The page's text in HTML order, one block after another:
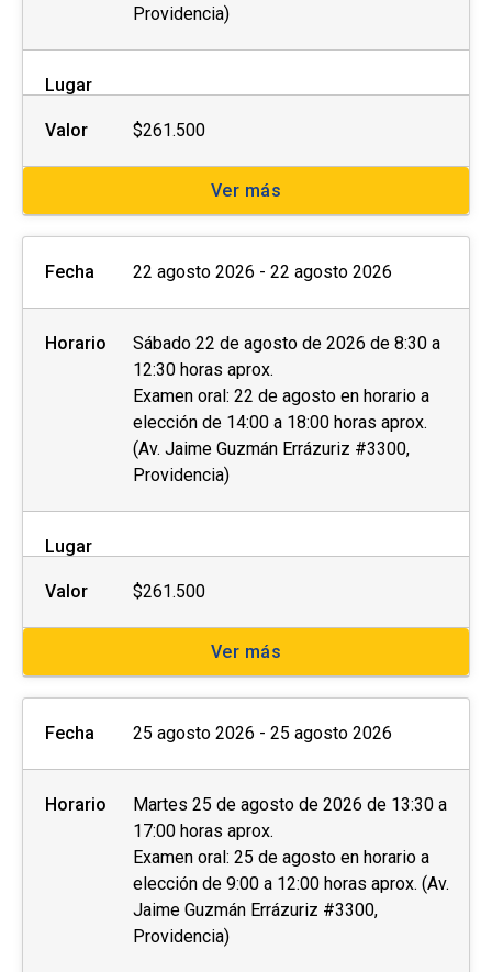
Providencia)
Lugar
Valor $261.500
Ver más
Fecha 22 agosto 2026 - 22 agosto 2026
Horario
Sábado 22 de agosto de 2026 de 8:30 a
12:30 horas aprox.
Examen oral: 22 de agosto en horario a
elección de 14:00 a 18:00 horas aprox.
(Av. Jaime Guzmán Errázuriz #3300,
Providencia)
Lugar
Valor $261.500
Ver más
Fecha 25 agosto 2026 - 25 agosto 2026
Horario
Martes 25 de agosto de 2026 de 13:30 a
17:00 horas aprox.
Examen oral: 25 de agosto en horario a
elección de 9:00 a 12:00 horas aprox. (Av.
Jaime Guzmán Errázuriz #3300,
Providencia)